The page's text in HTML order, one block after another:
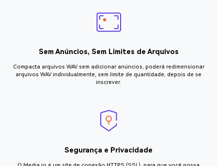
Sem Anúncios, Sem Limites de Arquivos
Compacta arquivos WAV sem adicionar anúncios, poderá redimensionar
arquivos WAV individualmente, sem limite de quantidade, depois de se
inscrever.
Segurança e Privacidade